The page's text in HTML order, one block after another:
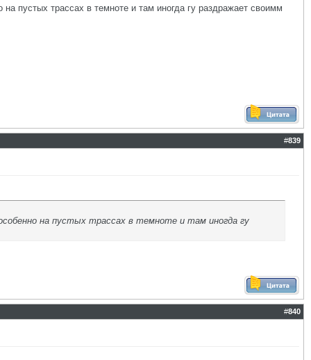
пустых трассах в темноте и там иногда гу раздражает своимм
#839
на пустых трассах в темноте и там иногда гу
#840